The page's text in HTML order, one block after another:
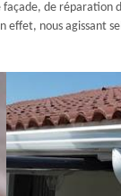
de
nous agissant